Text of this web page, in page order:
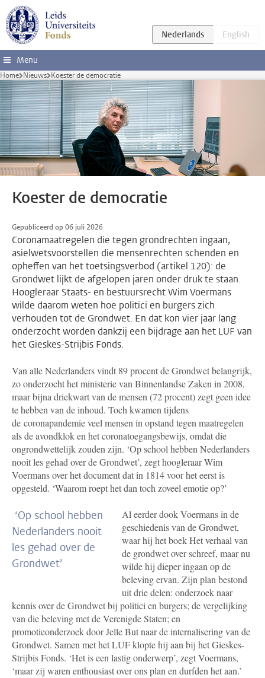
Ga direct naar de inhoud
Menu
Home Nieuws Koester de democratie
Koester de democratie
Gepubliceerd op 06 juli 2026
Coronamaatregelen die tegen grondrechten ingaan,
asielwetsvoorstellen die mensenrechten schenden en
opheffen van het toetsingsverbod (artikel 120): de
Grondwet lijkt de afgelopen jaren onder druk te staan.
Hoogleraar Staats- en bestuursrecht Wim Voermans
wilde daarom weten hoe politici en burgers zich
verhouden tot de Grondwet. En dat kon vier jaar lang
onderzocht worden dankzij een bijdrage aan het LUF van
het Gieskes-Strijbis Fonds.
Van alle Nederlanders vindt 89 procent de Grondwet belangrijk,
zo onderzocht het ministerie van Binnenlandse Zaken in 2008,
maar bijna driekwart van de mensen (72 procent) zegt geen idee
te hebben van de inhoud. Toch kwamen tijdens
de coronapandemie veel mensen in opstand tegen maatregelen
als de avondklok en het coronatoegangsbewijs, omdat die
ongrondwettelijk zouden zijn. ‘Op school hebben Nederlanders
nooit les gehad over de Grondwet’, zegt hoogleraar Wim
Voermans over het document dat in 1814 voor het eerst is
opgesteld. ‘Waarom roept het dan toch zoveel emotie op?’
‘Op school hebben
Nederlanders nooit
les gehad over de
Grondwet’
Al eerder dook Voermans in de
geschiedenis van de Grondwet,
waar hij het boek Het verhaal van
de grondwet over schreef, maar nu
wilde hij dieper ingaan op de
beleving ervan. Zijn plan bestond
uit drie delen: onderzoek naar
kennis over de Grondwet bij politici en burgers; de vergelijking
van die beleving met de Verenigde Staten; en
promotieonderzoek door Jelle But naar de internalisering van de
Grondwet. Samen met het LUF klopte hij aan bij het Gieskes-
Strijbis Fonds. ‘Het is een lastig onderwerp’, zegt Voermans,
‘maar zij waren enthousiast over ons plan en durfden het aan.’